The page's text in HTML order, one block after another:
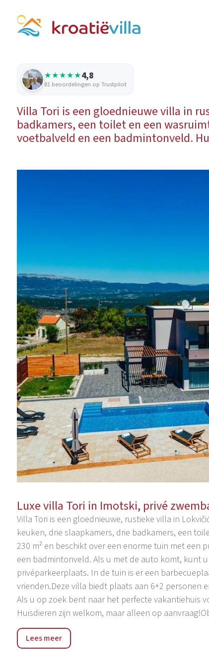
★★★★★4,8
81 beoordelingen op Trustpilot
Villa Tori is een gloednieuwe villa in
badkamers, een toilet en een
voetbalveld en een badmintonveld.
Luxe villa Tori in Imotski, privé
Villa Tori is een gloednieuwe, rustieke villa in
keuken, drie slaapkamers, drie badkamers, een
230 m² en beschikt over een enorme tuin met een
een badmintonveld. Als u met de auto komt, kunt
privéparkeerplaats. In de tuin is er een
vrienden.Deze villa biedt plaats aan 6+2 personen
Als u op zoek bent naar het perfecte vakantiehuis
Huisdieren zijn welkom, maar alleen op
De regio Imotski ligt achter het Biokovo-gebergte,
pittoresk stadje met veel cafés en restaurants. Er
Lees meer